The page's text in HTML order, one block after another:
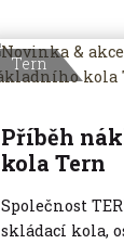
Tern
Příběh
kola Tern
Společnost
skládací kola,